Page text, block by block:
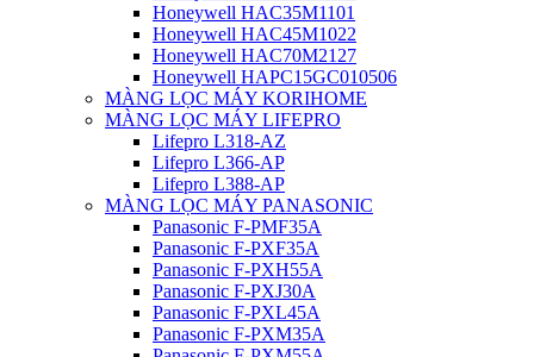
Honeywell HAC35M1101
Honeywell HAC45M1022
Honeywell HAC70M2127
Honeywell HAPC15GC010506
MÀNG LỌC MÁY KORIHOME
MÀNG LỌC MÁY LIFEPRO
Lifepro L318-AZ
Lifepro L366-AP
Lifepro L388-AP
MÀNG LỌC MÁY PANASONIC
Panasonic F-PMF35A
Panasonic F-PXF35A
Panasonic F-PXH55A
Panasonic F-PXJ30A
Panasonic F-PXL45A
Panasonic F-PXM35A